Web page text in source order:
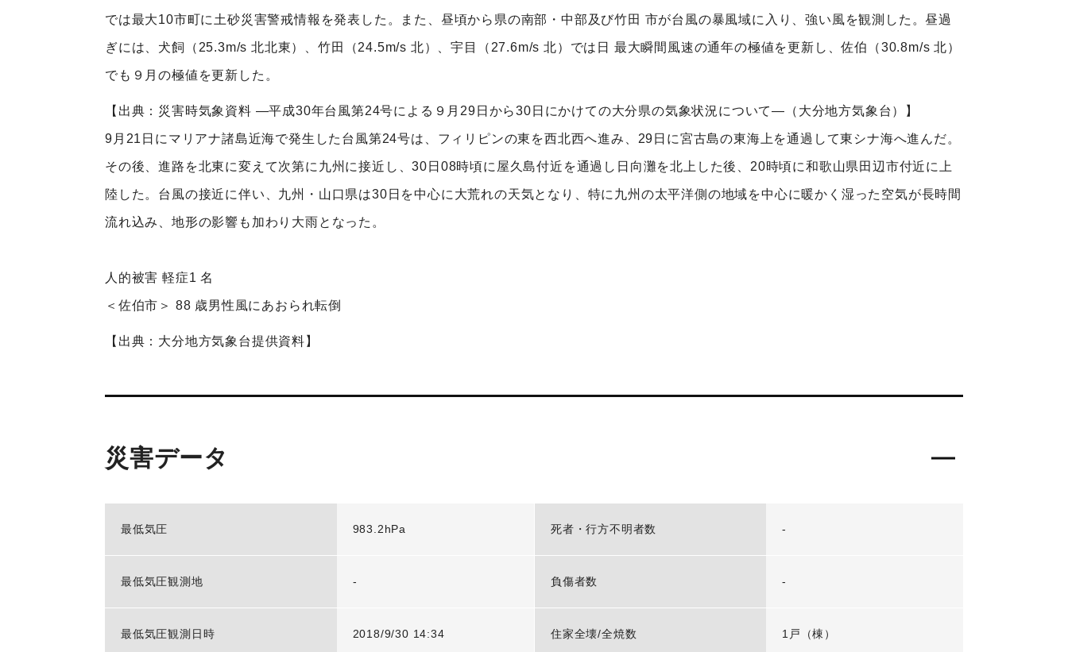
では最大10市町に土砂災害警戒情報を発表した。また、昼頃から県の南部・中部及び竹田 市が台風の暴風域に入り、強い風を観測した。昼過
ぎには、犬飼（25.3m/s 北北東）、竹田（24.5m/s 北）、宇目（27.6m/s 北）では日 最大瞬間風速の通年の極値を更新し、佐伯（30.8m/s 北）
でも９月の極値を更新した。
【出典：災害時気象資料 ―平成30年台風第24号による９月29日から30日にかけての大分県の気象状況について―（大分地方気象台）】
9月21日にマリアナ諸島近海で発生した台風第24号は、フィリピンの東を西北西へ進み、29日に宮古島の東海上を通過して東シナ海へ進んだ。
その後、進路を北東に変えて次第に九州に接近し、30日08時頃に屋久島付近を通過し日向灘を北上した後、20時頃に和歌山県田辺市付近に上
陸した。台風の接近に伴い、九州・山口県は30日を中心に大荒れの天気となり、特に九州の太平洋側の地域を中心に暖かく湿った空気が長時間
流れ込み、地形の影響も加わり大雨となった。
人的被害 軽症1 名
＜佐伯市＞ 88 歳男性風にあおられ転倒
【出典：大分地方気象台提供資料】
災害データ
最低気圧 983.2hPa
最低気圧観測地 -
最低気圧観測日時 2018/9/30 14:34
死者・行方不明者数 -
負傷者数 -
住家全壊/全焼数 1戸（棟）